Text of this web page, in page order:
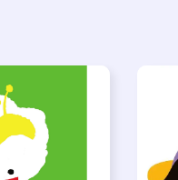
ÉVÉNEMENTS
,